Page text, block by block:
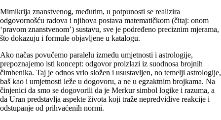
Mimikrija znanstvenog, međutim, u potpunosti se realizira
odgovornošću radova i njihova postava matematičkom (čitaj: onom
‘pravom znanstvenom’) sustavu, sve je podređeno preciznim mjerama,
što dokazuju i formule objavljene u katalogu.
Ako načas povučemo paralelu između umjetnosti i astrologije,
prepoznajemo isti koncept: odgovor proizlazi iz suodnosa brojnih
čimbenika. Taj je odnos vrlo složen i usustavljen, no temelji astrologije,
baš kao i umjetnosti leže u dogovoru, a ne u egzaktnim brojkama. Na
činjenici da smo se dogovorili da je Merkur simbol logike i razuma, a
da Uran predstavlja aspekte života koji traže nepredvidive reakcije i
odstupanje od prihvaćenih normi.